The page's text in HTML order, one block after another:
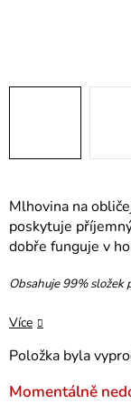
Mlhovina na
poskytuje
dobře funguje v
Obsahuje 99% složek
Více
Položka byla
Momentálně